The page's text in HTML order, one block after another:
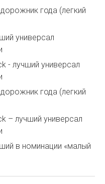
года (легкий
универсал
- лучший универсал
года (легкий
– лучший универсал
в номинации «малый